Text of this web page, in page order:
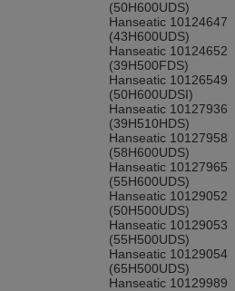
(50H600UDS)
Hanseatic 10124647
(43H600UDS)
Hanseatic 10124652
(39H500FDS)
Hanseatic 10126549
(50H600UDSI)
Hanseatic 10127936
(39H510HDS)
Hanseatic 10127958
(58H600UDS)
Hanseatic 10127965
(55H600UDS)
Hanseatic 10129052
(50H500UDS)
Hanseatic 10129053
(55H500UDS)
Hanseatic 10129054
(65H500UDS)
Hanseatic 10129989